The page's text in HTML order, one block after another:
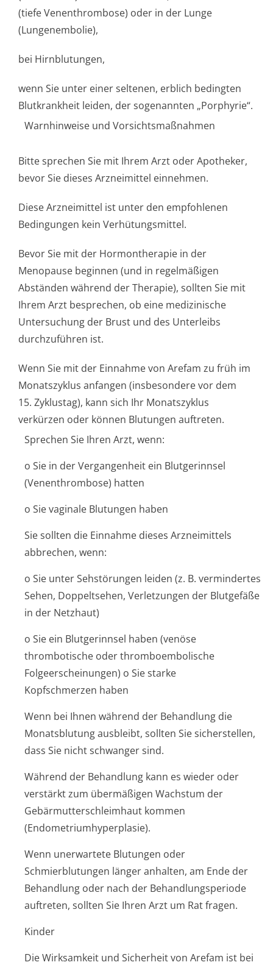
(tiefe Venenthrombose) oder in der Lunge
(Lungenembolie),
bei Hirnblutungen,
wenn Sie unter einer seltenen, erblich bedingten
Blutkrankheit leiden, der sogenannten „Porphyrie“.
Warnhinweise und Vorsichtsmaßnahmen
Bitte sprechen Sie mit Ihrem Arzt oder Apotheker,
bevor Sie dieses Arzneimittel einnehmen.
Diese Arzneimittel ist unter den empfohlenen
Bedingungen kein Verhütungsmittel.
Bevor Sie mit der Hormontherapie in der
Menopause beginnen (und in regelmäßigen
Abständen während der Therapie), sollten Sie mit
Ihrem Arzt besprechen, ob eine medizinische
Untersuchung der Brust und des Unterleibs
durchzuführen ist.
Wenn Sie mit der Einnahme von Arefam zu früh im
Monatszyklus anfangen (insbesondere vor dem
15. Zyklustag), kann sich Ihr Monatszyklus
verkürzen oder können Blutungen auftreten.
Sprechen Sie Ihren Arzt, wenn:
o Sie in der Vergangenheit ein Blutgerinnsel
(Venenthrombo­se) hatten
o Sie vaginale Blutungen haben
Sie sollten die Einnahme dieses Arzneimittels
abbrechen, wenn:
o Sie unter Sehstörungen leiden (z. B. vermindertes
Sehen, Doppeltsehen, Verletzungen der Blutgefäße
in der Netzhaut)
o Sie ein Blutgerinnsel haben (venöse
thrombotische oder thromboembolische
Folgeerscheinungen) o Sie starke
Kopfschmerzen haben
Wenn bei Ihnen während der Behandlung die
Monatsblutung ausbleibt, sollten Sie sicherstellen,
dass Sie nicht schwanger sind.
Während der Behandlung kann es wieder oder
verstärkt zum übermäßigen Wachstum der
Gebärmutterschle­imhaut kommen
(Endometriumhy­perplasie).
Wenn unerwartete Blutungen oder
Schmierblutungen länger anhalten, am Ende der
Behandlung oder nach der Behandlungsperiode
auftreten, sollten Sie Ihren Arzt um Rat fragen.
Kinder
Die Wirksamkeit und Sicherheit von Arefam ist bei